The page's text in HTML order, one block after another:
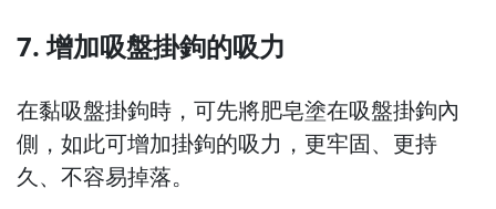
7. 增加吸盤掛鉤的吸力
在黏吸盤掛鉤時，可先將肥皂塗在吸盤掛鉤內
側，如此可增加掛鉤的吸力，更牢固、更持
久、不容易掉落。